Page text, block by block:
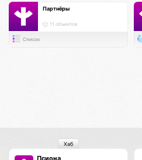
Партнёры
11 объектов
Список
Псиона
Хаб